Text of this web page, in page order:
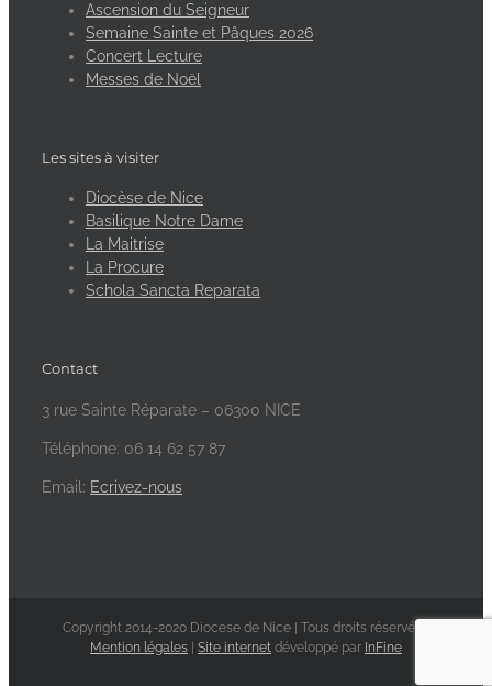
Ascension du Seigneur
Semaine Sainte et Pâques 2026
Concert Lecture
Messes de Noël
Les sites à visiter
Diocèse de Nice
Basilique Notre Dame
La Maitrise
La Procure
Schola Sancta Reparata
Contact
3 rue Sainte Réparate – 06300 NICE
Téléphone: 06 14 62 57 87
Email: Ecrivez-nous
Copyright 2014-2020 Diocese de Nice | Tous droits réservés -
Mention légales | Site internet développé par InFine